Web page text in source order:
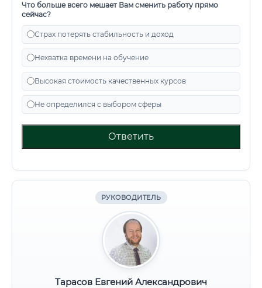
Что больше всего мешает Вам сменить работу прямо
сейчас?
Страх потерять стабильность и доход
Нехватка времени на обучение
Высокая стоимость качественных курсов
Не определился с выбором сферы
Ответить
РУКОВОДИТЕЛЬ
Тарасов Евгений Александрович